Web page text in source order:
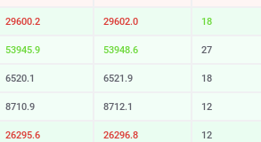
29600.5 29602.2 17
53944.9 53947.6 27
6520.1 6521.9 18
8710.9 8712.1 12
26295.6 26296.8 12